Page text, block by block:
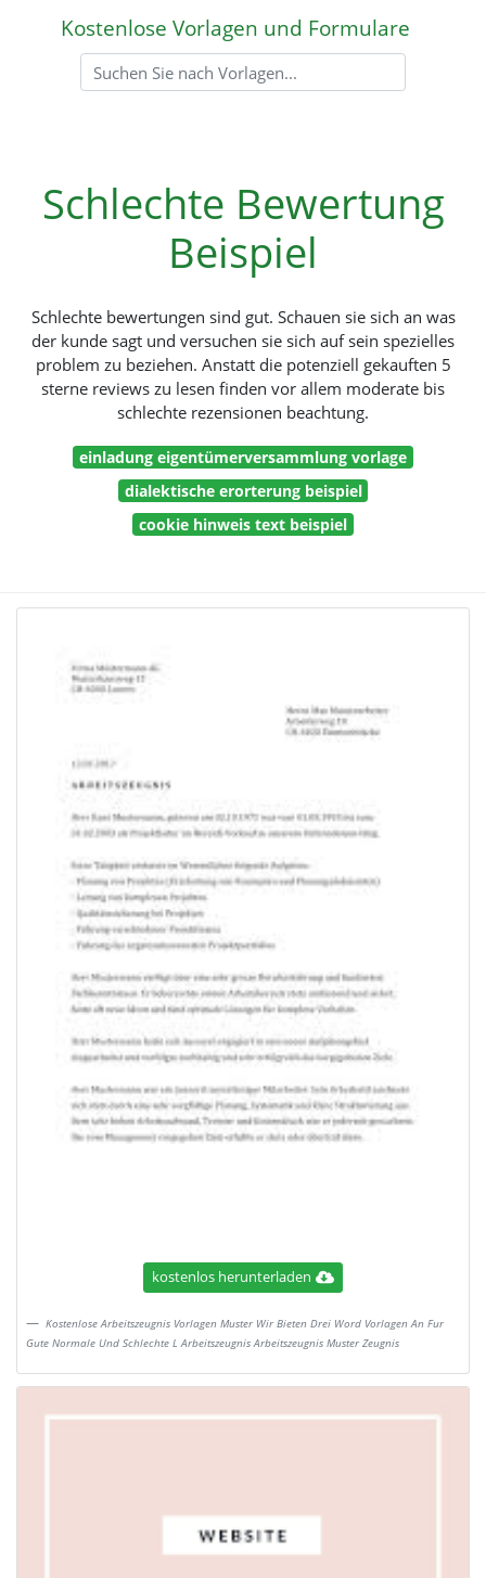
Kostenlose Vorlagen und Formulare
Schlechte Bewertung
Beispiel
Schlechte bewertungen sind gut. Schauen sie sich an was
der kunde sagt und versuchen sie sich auf sein spezielles
problem zu beziehen. Anstatt die potenziell gekauften 5
sterne reviews zu lesen finden vor allem moderate bis
schlechte rezensionen beachtung.
einladung eigentümerversammlung vorlage
dialektische erorterung beispiel
cookie hinweis text beispiel
kostenlos herunterladen
Kostenlose Arbeitszeugnis Vorlagen Muster Wir Bieten Drei Word Vorlagen An Fur
Gute Normale Und Schlechte L Arbeitszeugnis Arbeitszeugnis Muster Zeugnis